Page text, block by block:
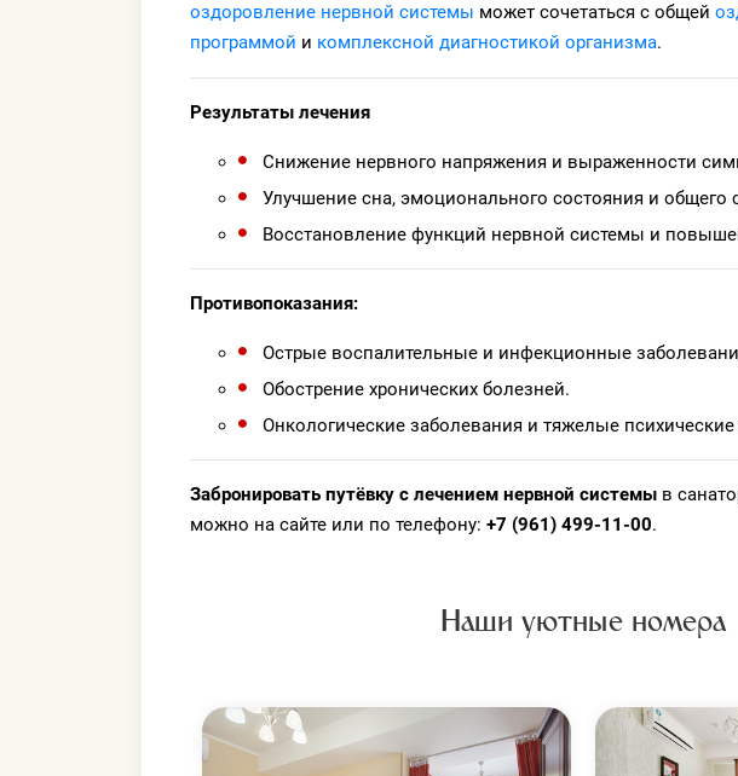
оздоровление нервной системы может сочетаться с общей
программой и комплексной диагностикой организма.
Результаты лечения
Снижение нервного напряжения и выраженности
Улучшение сна, эмоционального состояния и общего
Восстановление функций нервной системы и
Противопоказания:
Острые воспалительные и инфекционные
Обострение хронических болезней.
Онкологические заболевания и тяжелые психические
Забронировать путёвку с лечением нервной системы в
можно на сайте или по телефону: +7 (961) 499-11-00.
Наши уютные номера